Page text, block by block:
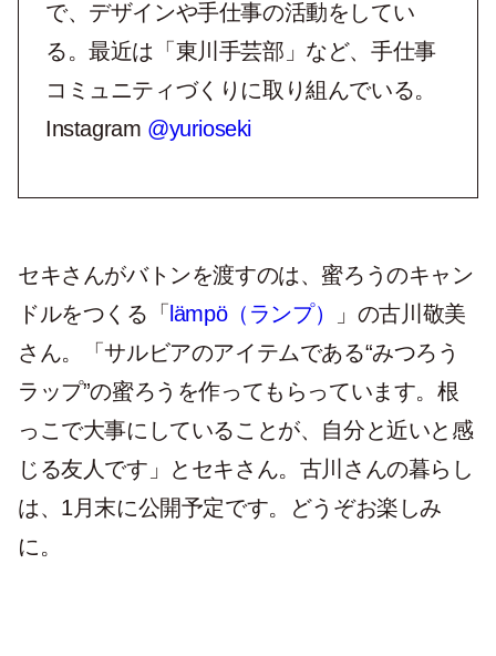
で、デザインや手仕事の活動をしてい
る。最近は「東川手芸部」など、手仕事
コミュニティづくりに取り組んでいる。
Instagram @yurioseki
セキさんがバトンを渡すのは、蜜ろうのキャン
ドルをつくる「 lämpö（ランプ）
」の古川敬美
さん。「サルビアのアイテムである“みつろう
ラップ”の蜜ろうを作ってもらっています。根
っこで大事にしていることが、自分と近いと感
じる友人です」とセキさん。古川さんの暮らし
は、1月末に公開予定です。どうぞお楽しみ
に。